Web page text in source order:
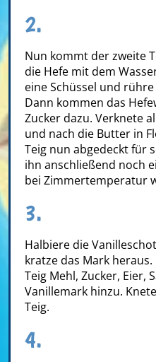
2.
Nun kommt der zweite
die Hefe mit dem
eine Schüssel und
Dann kommen das
Zucker dazu. Verknete
und nach die Butter in
Teig nun abgedeckt für
ihn anschließend noch
bei Zimmertemperatur
3.
Halbiere die
kratze das Mark
Teig Mehl, Zucker, Eier,
Vanillemark hinzu.
Teig.
4.